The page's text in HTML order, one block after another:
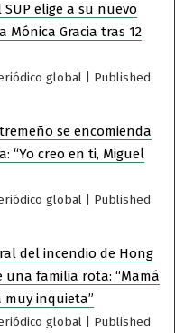
elige a su nuevo
Mónica Gracia tras 12
global
Published
se encomienda
“Yo creo en ti, Miguel
global
Published
del incendio de Hong
una familia rota: “Mamá
muy inquieta”
global
Published